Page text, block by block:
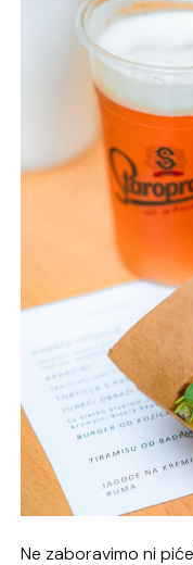
Ne zaboravimo ni